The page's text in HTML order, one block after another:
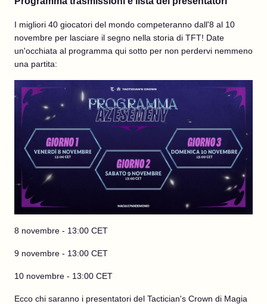
I migliori 40 giocatori del mondo competeranno dall'8 al 10
novembre per lasciare il segno nella storia di TFT! Date
un'occhiata al programma qui sotto per non perdervi nemmeno
una partita:
8 novembre - 13:00 CET
9 novembre - 13:00 CET
10 novembre - 13:00 CET
Ecco chi saranno i presentatori del Tactician's Crown di Magia